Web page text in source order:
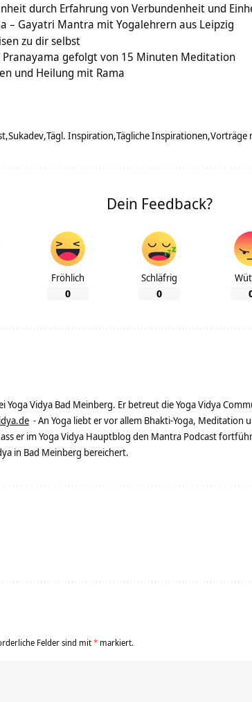
durch Erfahrung von Verbundenheit und
– Gayatri Mantra mit Yogalehrern aus Leipzig
zu dir selbst
gefolgt von 15 Minuten Meditation
und Heilung mit Rama
Sukadev Tägl. Inspiration Tägliche Inspirationen Vorträge
Dein Feedback?
Fröhlich
0
Schläfrig
0
Yoga Vidya Bad Meinberg. Er betreut die Yoga Vidya
- An Yoga liebt er vor allem Bhakti-Yoga,
er im Yoga Vidya Hauptblog den Mantra Podcast
in Bad Meinberg bereichert.
Felder sind mit* markiert.